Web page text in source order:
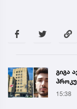
გიგა
15:38